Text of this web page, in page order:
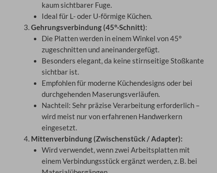
kaum sichtbarer Fuge.
Ideal für L- oder U-förmige Küchen.
Gehrungsverbindung (45°-Schnitt):
Die Platten werden in einem Winkel von 45°
zugeschnitten und aneinandergefügt.
Besonders elegant, da keine stirnseitige Stoßkante
sichtbar ist.
Empfohlen für moderne Küchendesigns oder bei
durchgehenden Maserungsverläufen.
Nachteil: Sehr präzise Verarbeitung erforderlich –
wird meist nur von erfahrenen Handwerkern
eingesetzt.
Mittenverbindung (Zwischenstück / Adapter):
Wird verwendet, wenn zwei Arbeitsplatten mit
einem Verbindungsstück ergänzt werden, z. B. bei